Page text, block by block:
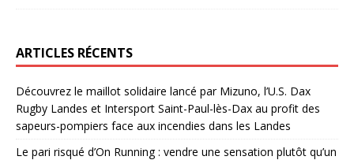
ARTICLES RÉCENTS
Découvrez le maillot solidaire lancé par Mizuno, l’U.S. Dax
Rugby Landes et Intersport Saint-Paul-lès-Dax au profit des
sapeurs-pompiers face aux incendies dans les Landes
Le pari risqué d’On Running : vendre une sensation plutôt qu’un